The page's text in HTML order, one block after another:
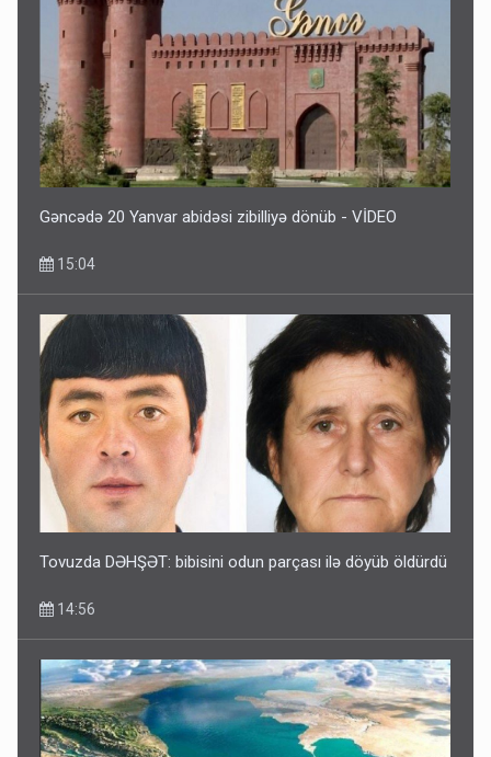
Gəncədə 20 Yanvar abidəsi zibilliyə dönüb - VİDEO
15:04
Tovuzda DƏHŞƏT: bibisini odun parçası ilə döyüb öldürdü
14:56